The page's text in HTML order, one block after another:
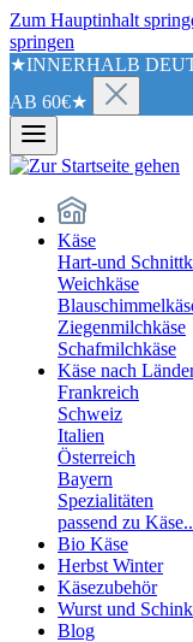
Zum Hauptinhalt
springen
★INNERHALB
AB 60€★
Käse
Hart-und
Weichkäse
Ziegenmilchkäse
Schafmilchkäse
Käse nach
Frankreich
Schweiz
Italien
Österreich
Bayern
Spezialitäten
passend zu
Bio Käse
Herbst Winter
Käsezubehör
Wurst und
Blog